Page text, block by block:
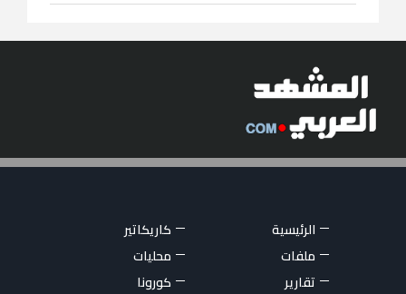
الرئيسية
كاريكاتير
ملفات
محليات
تقارير
كورونا